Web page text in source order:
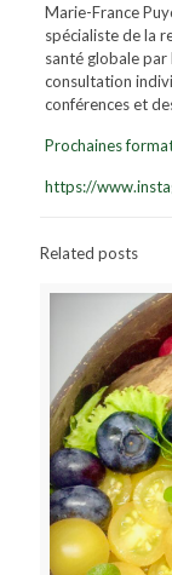
Marie-France
spécialiste de la
santé globale par
consultation
conférences et
Prochaines
https://
Related posts